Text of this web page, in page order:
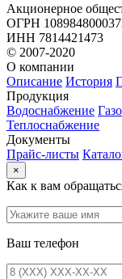
Акционерное
ОГРН
ИНН 7814421473
© 2007-2020
О компании
Описание История
Продукция
Водоснабжение
Теплоснабжение
Документы
Прайс-листы
×
Как к вам
Ваш телефон